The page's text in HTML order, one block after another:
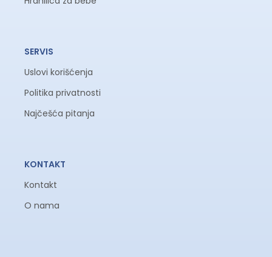
SERVIS
Uslovi korišćenja
Politika privatnosti
Najčešća pitanja
KONTAKT
Kontakt
O nama